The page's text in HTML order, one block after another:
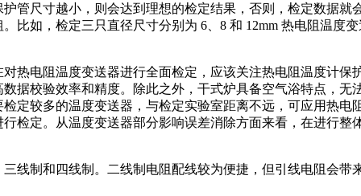
管尺寸越小，则会达到理想的检定结果，否则，检定数据
比如，检定三只直径尺寸分别为 6、8 和 12mm 热电阻温
热电阻温度变送器进行全面检定，应该关注热电阻温度计
据校验效率和精度。除此之外，干式炉具备空气浴特点，
定较多的温度变送器，与检定实验室距离不远，可应用热
检定。从温度变送器部分影响误差消除方面来看，在进行整
线制和四线制。二线制电阻配线较为便捷，但引线电阻会